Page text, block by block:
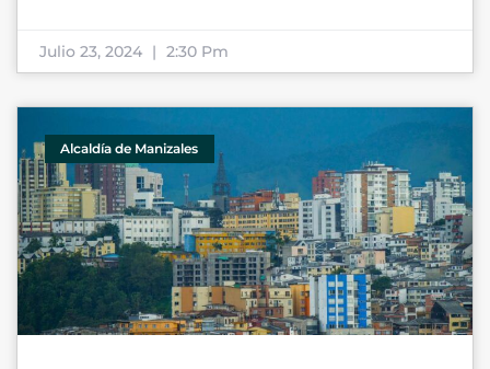
Julio 23, 2024 2:30 Pm
Alcaldía de Manizales